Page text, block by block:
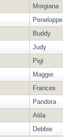
Morgiana
Peneloppe
Buddy
Judy
Pigi
Maggie
Frances
Pandora
Atila
Debbie